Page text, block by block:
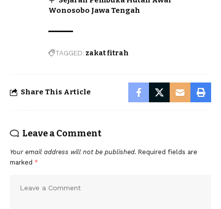
Wonosobo Jawa Tengah
TAGGED: zakat fitrah
Share This Article
Leave a Comment
Your email address will not be published. Required fields are
marked *